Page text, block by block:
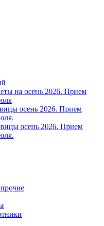
на осень 2026. Прием
осень 2026. Прием
осень 2026. Прием